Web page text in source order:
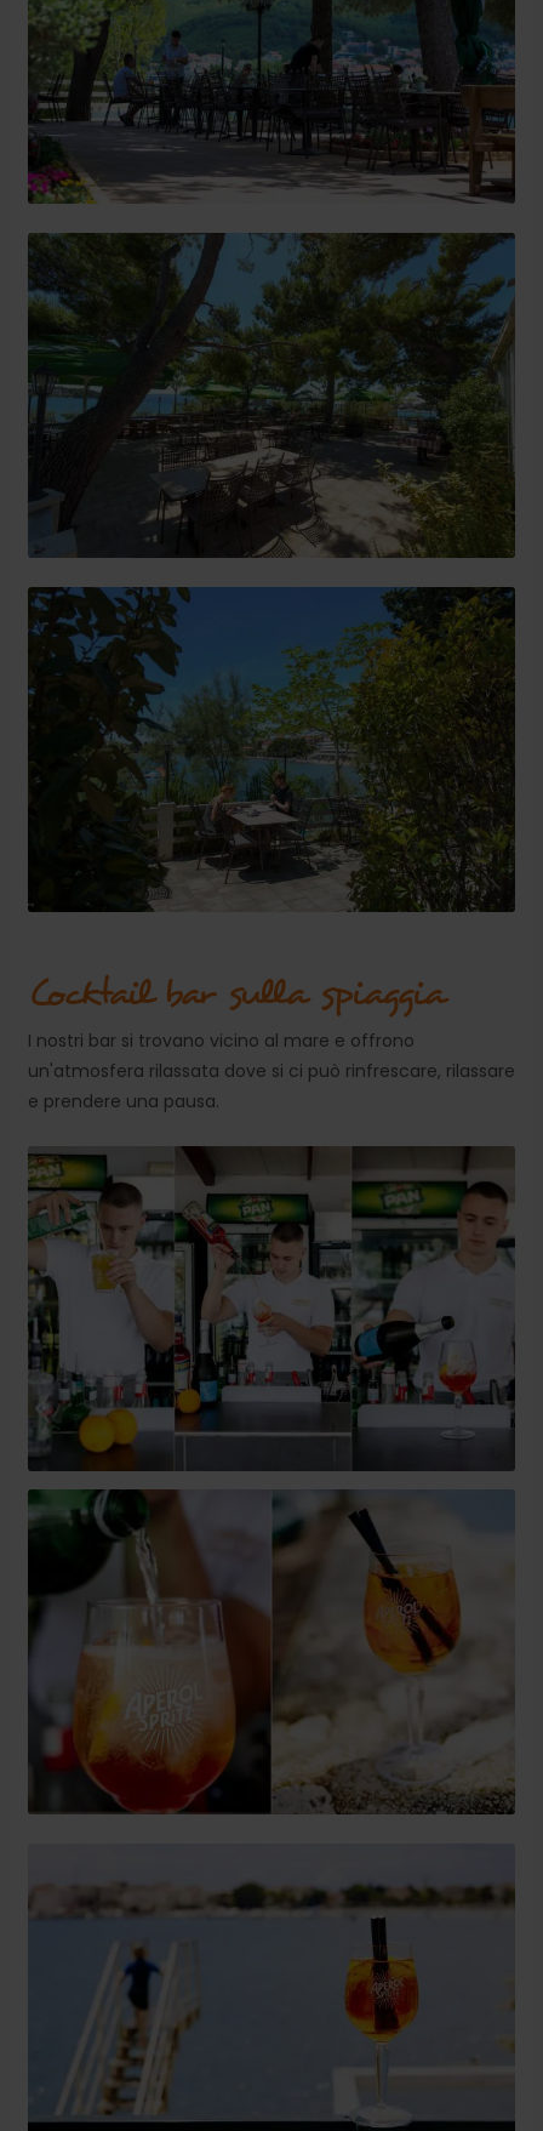
Cocktail bar sulla spiaggia
I nostri bar si trovano vicino al mare e offrono
un'atmosfera rilassata dove si ci può rinfrescare, rilassare
e prendere una pausa.